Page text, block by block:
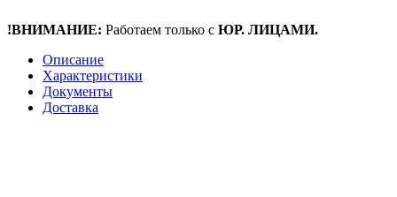
!ВНИМАНИЕ: Работаем только с ЮР. ЛИЦАМИ.
Описание
Характеристики
Документы
Доставка